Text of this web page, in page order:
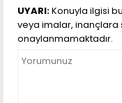
UYARI:Konuyla ilgisi
veya imalar, inançlara
onaylanmamaktadır.